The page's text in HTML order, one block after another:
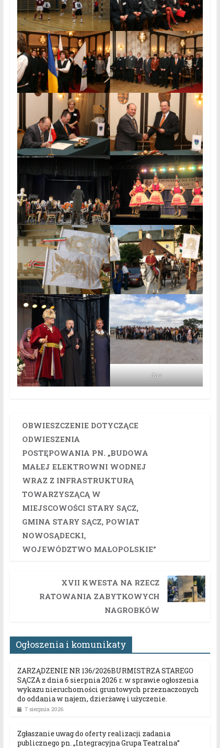
dav
OBWIESZCZENIE DOTYCZĄCE
ODWIESZENIA
POSTĘPOWANIA PN. „BUDOWA
MAŁEJ ELEKTROWNI WODNEJ
WRAZ Z INFRASTRUKTURĄ
TOWARZYSZĄCĄ W
MIEJSCOWOŚCI STARY SĄCZ,
GMINA STARY SĄCZ, POWIAT
NOWOSĄDECKI,
WOJEWÓDZTWO MAŁOPOLSKIE”
XVII KWESTA NA RZECZ
RATOWANIA ZABYTKOWYCH
NAGROBKÓW
Ogłoszenia i komunikaty
ZARZĄDZENIE NR 136/2026BURMISTRZA STAREGO
SĄCZA z dnia 6 sierpnia 2026 r. w sprawie ogłoszenia
wykazu nieruchomości gruntowych przeznaczonych
do oddania w najem, dzierżawę i użyczenie.
7 sierpnia 2026
Zgłaszanie uwag do oferty realizacji zadania
publicznego pn. „Integracyjna Grupa Teatralna”